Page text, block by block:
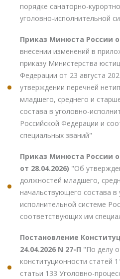
порядке санаторно-
уголовно-исполнительной
Приказ Минюста России
внесении изменений в
приказу Министерства
Федерации от 23 августа
утверждении перечней
младшего, среднего и
состава в уголовно-
Российской Федерации и
специальных званий"
Приказ Минюста России
от 28.04.2026) "Об
должностей младшего,
начальствующего состава в
исполнительной системе
соответствующих им
Постановление
24.04.2026 N 27-П "По делу
конституционности статей
статьи 133 Уголовно-